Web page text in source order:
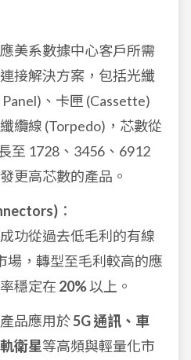
應美系數據中心客戶所需
接解決方案，包括光纖
、卡匣 (Cassette)
纜線 (Torpedo)，芯數從
至 1728、3456、6912
更高芯數的產品。
：
成功從過去低毛利的有線
場，轉型至毛利較高的應
穩定在 20%以上。
產品應用於5G 通訊、車
衛星等高頻與輕量化市